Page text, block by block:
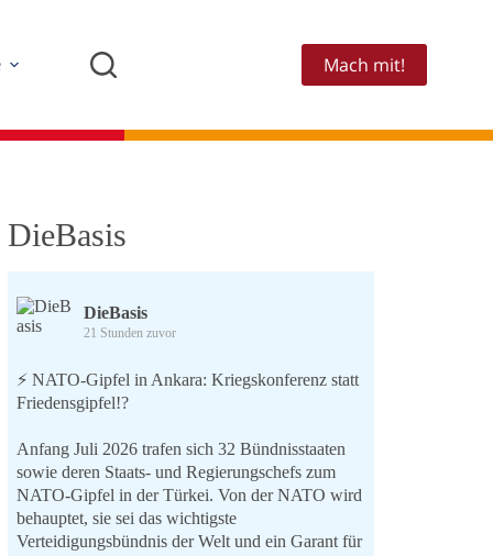
Mach mit!
DieBasis
DieBasis
21 Stunden zuvor
⚡️ NATO-Gipfel in Ankara: Kriegskonferenz statt
Friedensgipfel!?
Anfang Juli 2026 trafen sich 32 Bündnisstaaten
sowie deren Staats- und Regierungschefs zum
NATO-Gipfel in der Türkei. Von der NATO wird
behauptet, sie sei das wichtigste
Verteidigungsbündnis der Welt und ein Garant für